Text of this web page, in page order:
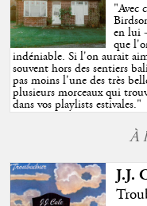
"Avec
en lui
que
indéniable. Si l'on aurait
souvent hors des sentiers
pas moins l'une des très
plusieurs morceaux qui
dans vos playlists estivales."
À
J.J.